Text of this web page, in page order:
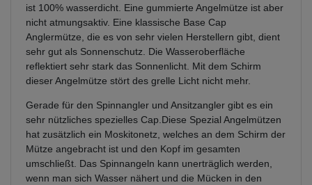
ist 100% wasserdicht. Eine gummierte Angelmütze ist aber
nicht atmungsaktiv. Eine klassische Base Cap
Anglermütze, die es von sehr vielen Herstellern gibt, dient
sehr gut als Sonnenschutz. Die Wasseroberfläche
reflektiert sehr stark das Sonnenlicht. Mit dem Schirm
dieser Angelmütze stört des grelle Licht nicht mehr.
Gerade für den Spinnangler und Ansitzangler gibt es ein
sehr nützliches spezielles Cap.Diese Spezial Angelmützen
hat zusätzlich ein Moskitonetz, welches an dem Schirm der
Mütze angebracht ist und den Kopf im gesamten
umschließt. Das Spinnangeln kann unerträglich werden,
wenn man sich Wasser nähert und die Mücken in den